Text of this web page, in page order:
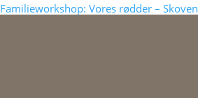
Familieworkshop: Vores rødder –